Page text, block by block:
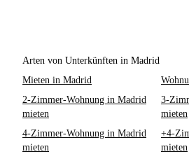
Arten von Unterkünften in Madrid
Mieten in Madrid
2-Zimmer-Wohnung in Madrid
mieten
3-
mieten
4-Zimmer-Wohnung in Madrid
mieten
+4-
mieten